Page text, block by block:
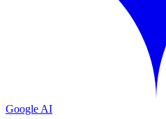
Google AI